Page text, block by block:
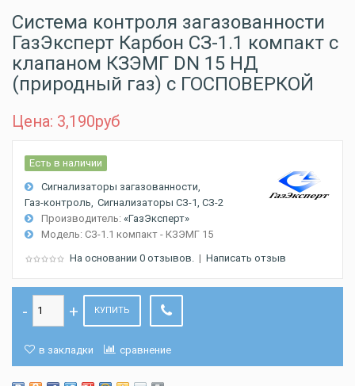
Система контроля загазованности
ГазЭксперт Карбон СЗ-1.1 компакт с
клапаном КЗЭМГ DN 15 НД
(природный газ) с ГОСПОВЕРКОЙ
Цена: 3,190руб
Есть в наличии
Сигнализаторы загазованности
Газ-контроль Сигнализаторы СЗ-1, СЗ-2
Производитель: «ГазЭксперт»
Модель: СЗ-1.1 компакт - КЗЭМГ 15
На основании 0 отзывов. | Написать отзыв
КУПИТЬ
в закладки сравнение